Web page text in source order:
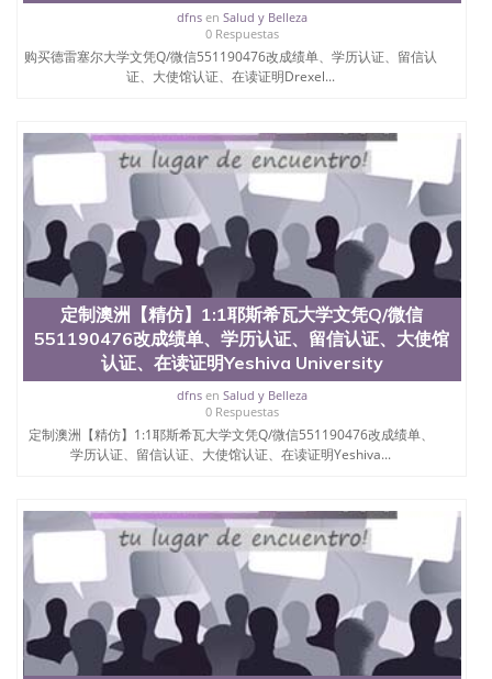
University）圣何塞州立大学学位证（San Jose State
University）圣何塞州立大学学位证（San Jose State
University）圣何塞州立大学学历证书（San Jose
State University）圣何塞州立大学学历证书（San
文凭学位qq微信551190476澳洲读CQU中央昆士兰大
学学历 绩单购买学位证书/澳洲读本科硕士做文凭/购
买澳洲大学毕业证成绩单假文凭学历
offieUniversityofSouthernQueensland 澳洲读书未毕
业找人做文凭学位qq微信551190476澳洲读CQU中央
昆士兰大学学历成绩单购买学位证书/澳洲读本科硕
士做文凭/购买澳洲大学毕业证成绩单假文凭学历购
买查尔斯特大学文凭Q/微信551190476改成绩单、学
历认证、留信认证、大使馆认证、在读证明Charles
Sturt University
dfnsen Salud y Belleza
0 Respuestas
购买德雷塞尔大学文凭Q/微信551190476改成绩单、学历认证、留信认
证、大使馆认证、在读证明Drexel...
定制澳洲【精仿】1:1耶斯希瓦大学文凭Q/微信
551190476改成绩单、学历认证、留信认证、大使馆
认证、在读证明Yeshiva University
dfnsen Salud y Belleza
0 Respuestas
定制澳洲【精仿】1:1耶斯希瓦大学文凭Q/微信551190476改成绩单、
学历认证、留信认证、大使馆认证、在读证明Yeshiva...